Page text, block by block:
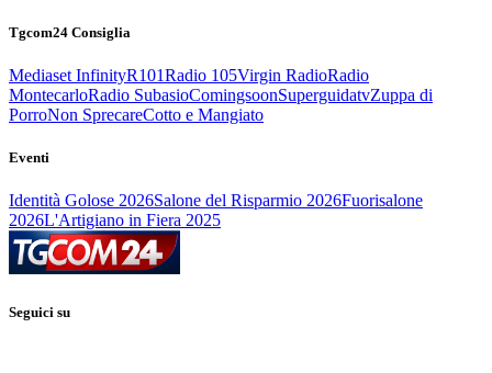
Tgcom24 Consiglia
Mediaset InfinityR101Radio 105Virgin RadioRadio
MontecarloRadio SubasioComingsoonSuperguidatvZuppa di
PorroNon SprecareCotto e Mangiato
Eventi
Identità Golose 2026Salone del Risparmio 2026Fuorisalone
2026L'Artigiano in Fiera 2025
Seguici su